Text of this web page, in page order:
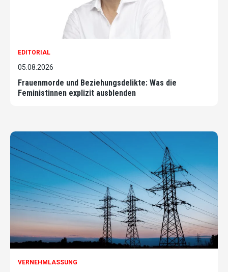
EDITORIAL
05.08.2026
Frauenmorde und Beziehungsdelikte: Was die
Feministinnen explizit ausblenden
VERNEHMLASSUNG